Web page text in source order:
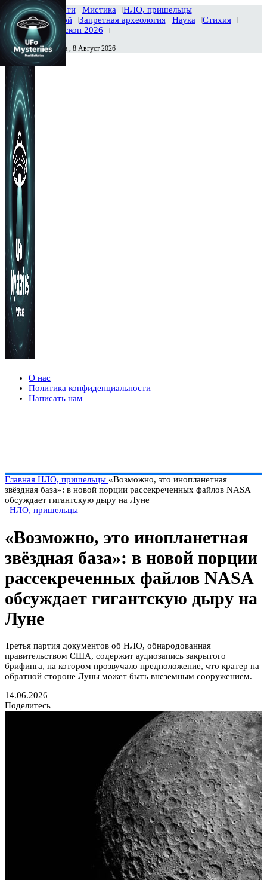
Главная Новости Мистика
НЛО, пришельцы
Тайны вселенной
Запретная археология Наука
Стихия
История
Гороскоп 2026
Сегодня Суббота , 8 Август 2026
О нас
Политика конфиденциальности
Написать нам
Главная НЛО, пришельцы «Возможно, это инопланетная
звёздная база»: в новой порции рассекреченных файлов NASA
обсуждает гигантскую дыру на Луне
НЛО, пришельцы
«Возможно, это инопланетная
звёздная база»: в новой порции
рассекреченных файлов NASA
обсуждает гигантскую дыру на
Луне
Третья партия документов об НЛО, обнародованная
правительством США, содержит аудиозапись закрытого
брифинга, на котором прозвучало предположение, что кратер на
обратной стороне Луны может быть внеземным сооружением.
14.06.2026
Поделитесь